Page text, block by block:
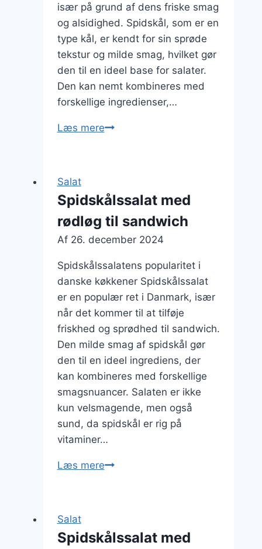
især på grund af dens friske smag
og alsidighed. Spidskål, som er en
type kål, er kendt for sin sprøde
tekstur og milde smag, hvilket gør
den til en ideel base for salater.
Den kan nemt kombineres med
forskellige ingredienser,…
Læs mereSpidskålssalat
Salat
Spidskålssalat med
rødløg til sandwich
Af 26. december 2024
Spidskålssalatens popularitet i
danske køkkener Spidskålssalat
er en populær ret i Danmark, især
når det kommer til at tilføje
friskhed og sprødhed til sandwich.
Den milde smag af spidskål gør
den til en ideel ingrediens, der
kan kombineres med forskellige
smagsnuancer. Salaten er ikke
kun velsmagende, men også
sund, da spidskål er rig på
vitaminer…
Læs mereSpidskålssalat
Salat
Spidskålssalat med